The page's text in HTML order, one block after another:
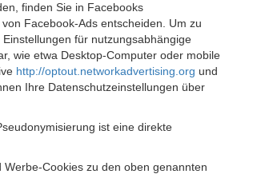
finden Sie in Facebooks
Facebook-Ads entscheiden. Um zu
für nutzungsabhängige
wie etwa Desktop-Computer oder mobile
http://optout.networkadvertising.org und
Ihre Datenschutzeinstellungen über
ist eine direkte
Cookies zu den oben genannten